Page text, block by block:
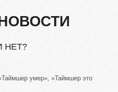
НЕТ?
умер», «Таймшер это